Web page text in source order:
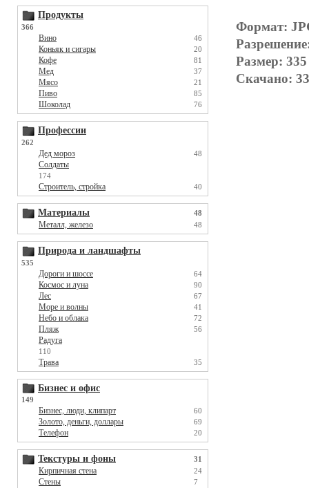
Продукты
366
Вино 46
Коньяк и сигары 20
Кофе 81
Мед 37
Мясо 21
Пиво 85
Шоколад 76
Профессии
262
Дед мороз 48
Солдаты
174
Строитель, стройка 40
Материалы 48
Металл, железо 48
Природа и ландшафты
535
Дороги и шоссе 64
Космос и луна 90
Лес 67
Море и волны 41
Небо и облака 72
Пляж 56
Радуга
110
Трава 35
Бизнес и офис
149
Бизнес, люди, клипарт 60
Золото, деньги, доллары 69
Телефон 20
Текстуры и фоны 31
Кирпичная стена 24
Стены 7
Формат:
Размер:
Скачано: